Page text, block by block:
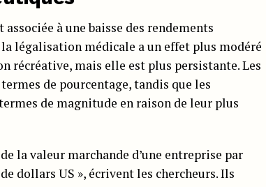
à une baisse des rendements
légalisation médicale a un effet plus modéré
récréative, mais elle est plus persistante. Les
de pourcentage, tandis que les
de magnitude en raison de leur plus
la valeur marchande d’une entreprise par
dollars US », écrivent les chercheurs. Ils